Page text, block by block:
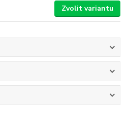
Zvolit variantu